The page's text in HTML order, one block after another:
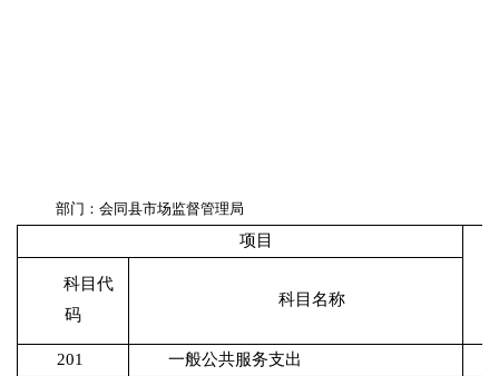
部门：会同县市场监督管理局
项目
科目代
码
科目名称
201
一般公共服务支出